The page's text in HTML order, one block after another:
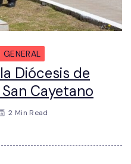
GENERAL
Diócesis de
Cayetano
2 Min Read